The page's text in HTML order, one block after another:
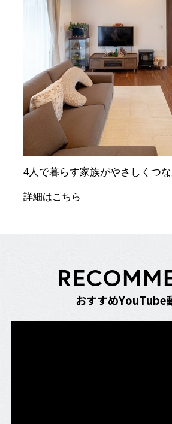
4人で暮らす家族がやさしくつ
詳細はこちら
RECOMM
おすすめYouTube